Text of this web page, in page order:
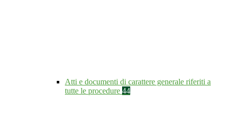
Atti e documenti di carattere generale riferiti a
tutte le procedure 44